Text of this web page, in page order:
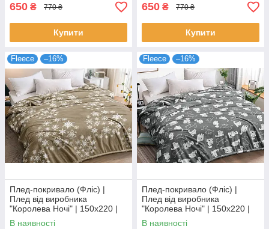
650 ₴ 770 ₴
Купити
650 ₴ 770 ₴
Купити
Fleece –16%
Плед-покривало (Фліс) |
Плед від виробника
"Королева Ночі" | 150х220 |
Сніжинки на бежевому
В наявності
Fleece –16%
Плед-покривало (Фліс) |
Плед від виробника
"Королева Ночі" | 150х220 |
Коти на сірому
В наявності